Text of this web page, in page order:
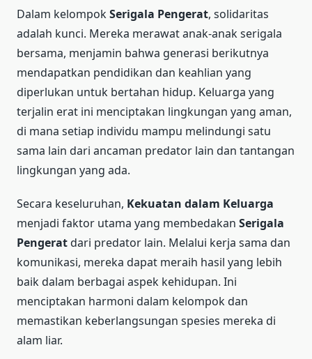
Dalam kelompokSerigala Pengerat, solidaritas
adalah kunci. Mereka merawat anak-anak serigala
bersama, menjamin bahwa generasi berikutnya
mendapatkan pendidikan dan keahlian yang
diperlukan untuk bertahan hidup. Keluarga yang
terjalin erat ini menciptakan lingkungan yang aman,
di mana setiap individu mampu melindungi satu
sama lain dari ancaman predator lain dan tantangan
lingkungan yang ada.
Secara keseluruhan, Kekuatan dalam Keluarga
menjadi faktor utama yang membedakan Serigala
Pengeratdari predator lain. Melalui kerja sama dan
komunikasi, mereka dapat meraih hasil yang lebih
baik dalam berbagai aspek kehidupan. Ini
menciptakan harmoni dalam kelompok dan
memastikan keberlangsungan spesies mereka di
alam liar.